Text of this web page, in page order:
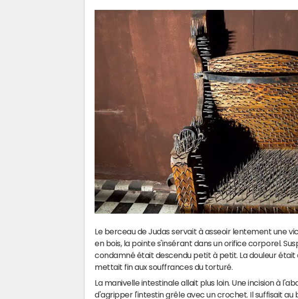
Le berceau de Judas servait à asseoir lentement une
en bois, la pointe s'insérant dans un orifice corporel.
condamné était descendu petit à petit. La douleur était
mettait fin aux souffrances du torturé.
La manivelle intestinale allait plus loin. Une incision à
d'agripper l'intestin grêle avec un crochet. Il suffisait au